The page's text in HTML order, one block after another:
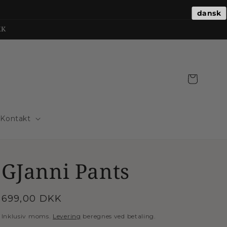
Kontakt
Indkøbskurv
GJanni Pants
Normalpris
699,00 DKK
Inklusiv moms. Levering beregnes ved betaling.
dansk